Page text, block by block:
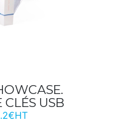
CLÉS USB